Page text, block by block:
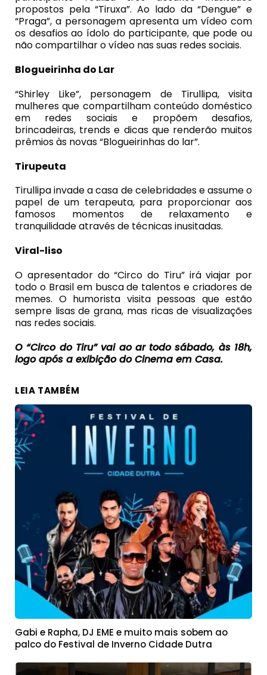
propostos pela “Tiruxa”. Ao lado da “Dengue” e
“Praga”, a personagem apresenta um vídeo com
os desafios ao ídolo do participante, que pode ou
não compartilhar o vídeo nas suas redes sociais.
Blogueirinha do Lar
“Shirley Like”, personagem de Tirullipa, visita
mulheres que compartilham conteúdo doméstico
em redes sociais e propõem desafios,
brincadeiras, trends e dicas que renderão muitos
prêmios às novas “Blogueirinhas do lar”.
Tirupeuta
Tirullipa invade a casa de celebridades e assume o
papel de um terapeuta, para proporcionar aos
famosos momentos de relaxamento e
tranquilidade através de técnicas inusitadas.
Viral-liso
O apresentador do “Circo do Tiru” irá viajar por
todo o Brasil em busca de talentos e criadores de
memes. O humorista visita pessoas que estão
sempre lisas de grana, mas ricas de visualizações
nas redes sociais.
O “Circo do Tiru” vai ao ar todo sábado, às 18h,
logo após a exibição do Cinema em Casa.
LEIA TAMBÉM
Gabi e Rapha, DJ EME e muito mais sobem ao
palco do Festival de Inverno Cidade Dutra